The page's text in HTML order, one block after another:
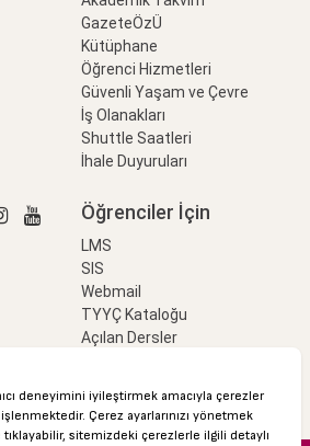
GazeteÖzÜ
Kütüphane
Öğrenci Hizmetleri
Güvenli Yaşam ve Çevre
İş Olanakları
Shuttle Saatleri
İhale Duyuruları
Öğrenciler İçin
LMS
SIS
Webmail
TYYÇ Kataloğu
Açılan Dersler